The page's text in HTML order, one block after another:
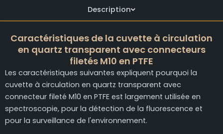
Description
Caractéristiques de la cuvette à circulation
en quartz transparent avec connecteurs
filetés M10 en PTFE
Les caractéristiques suivantes expliquent pourquoi la
cuvette à circulation en quartz transparent avec
connecteur fileté M10 en PTFE est largement utilisée en
spectroscopie, pour la détection de la fluorescence et
pour la surveillance de l'environnement.